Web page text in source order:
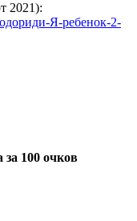
2021):
Я-ребенок-2-
за 100 очков